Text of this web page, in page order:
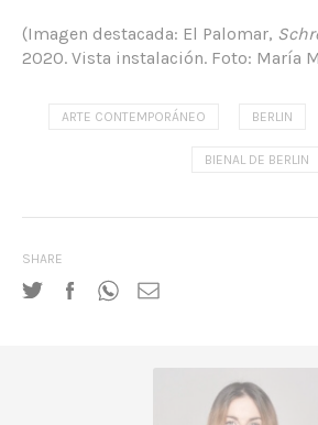
(Imagen destacada: El Palomar,
2020. Vista instalación. Foto: María
ARTE CONTEMPORÁNEO BERLIN
BIENAL DE BERLIN
SHARE